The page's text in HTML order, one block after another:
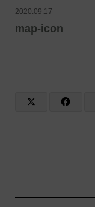
2020.09.17
map-icon